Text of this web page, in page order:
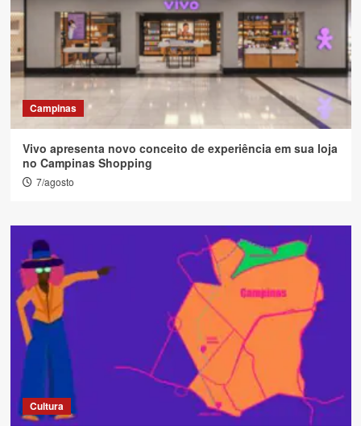
Campinas
Vivo apresenta novo conceito de experiência em sua loja
no Campinas Shopping
7/agosto
Cultura